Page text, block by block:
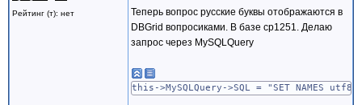
Рейтинг (т): нет
Теперь вопрос русские буквы отображаются в
DBGrid вопросиками. В базе cp1251. Делаю
запрос через MySQLQuery
this->MySQLQuery->SQL = "SET NAMES